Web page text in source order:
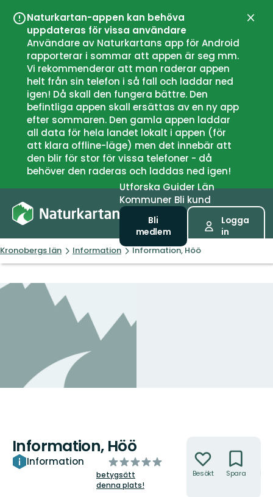
Naturkartan-appen kan behöva
uppdateras för vissa användare
Användare av Naturkartans app för Android
rapporterar i sommar att appen är seg mm.
Vi rekommenderar att man raderar appen
helt från sin telefon i så fall och laddar ned
igen! Då skall den fungera bättre. Den
befintliga appen skall ersättas av en ny app
efter sommaren. Den gamla appen laddar
all data för hela landet lokalt i appen (för
att klara offline-läge) men det innebär att
den blir för stor för vissa telefoner - då
behöver den raderas och laddas ned igen!
UtforskaGuiderLän
Kommuner Bli kund
Bli
medlem
Logga
in
Kronobergs län Information Information, Höö
Information, Höö
Information
av
5
stjärnor
betygsätt
denna plats!
Besökt Spara